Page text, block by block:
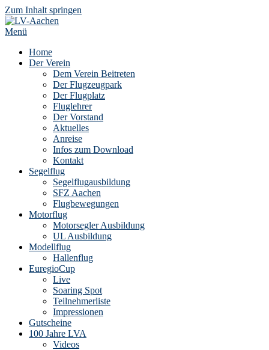
Zum Inhalt springen
Menü
Home
Der Verein
Dem Verein Beitreten
Der Flugzeugpark
Der Flugplatz
Fluglehrer
Der Vorstand
Aktuelles
Anreise
Infos zum Download
Kontakt
Segelflug
Segelflugausbildung
SFZ Aachen
Flugbewegungen
Motorflug
Motorsegler Ausbildung
UL Ausbildung
Modellflug
Hallenflug
EuregioCup
Live
Soaring Spot
Teilnehmerliste
Impressionen
Gutscheine
100 Jahre LVA
Videos